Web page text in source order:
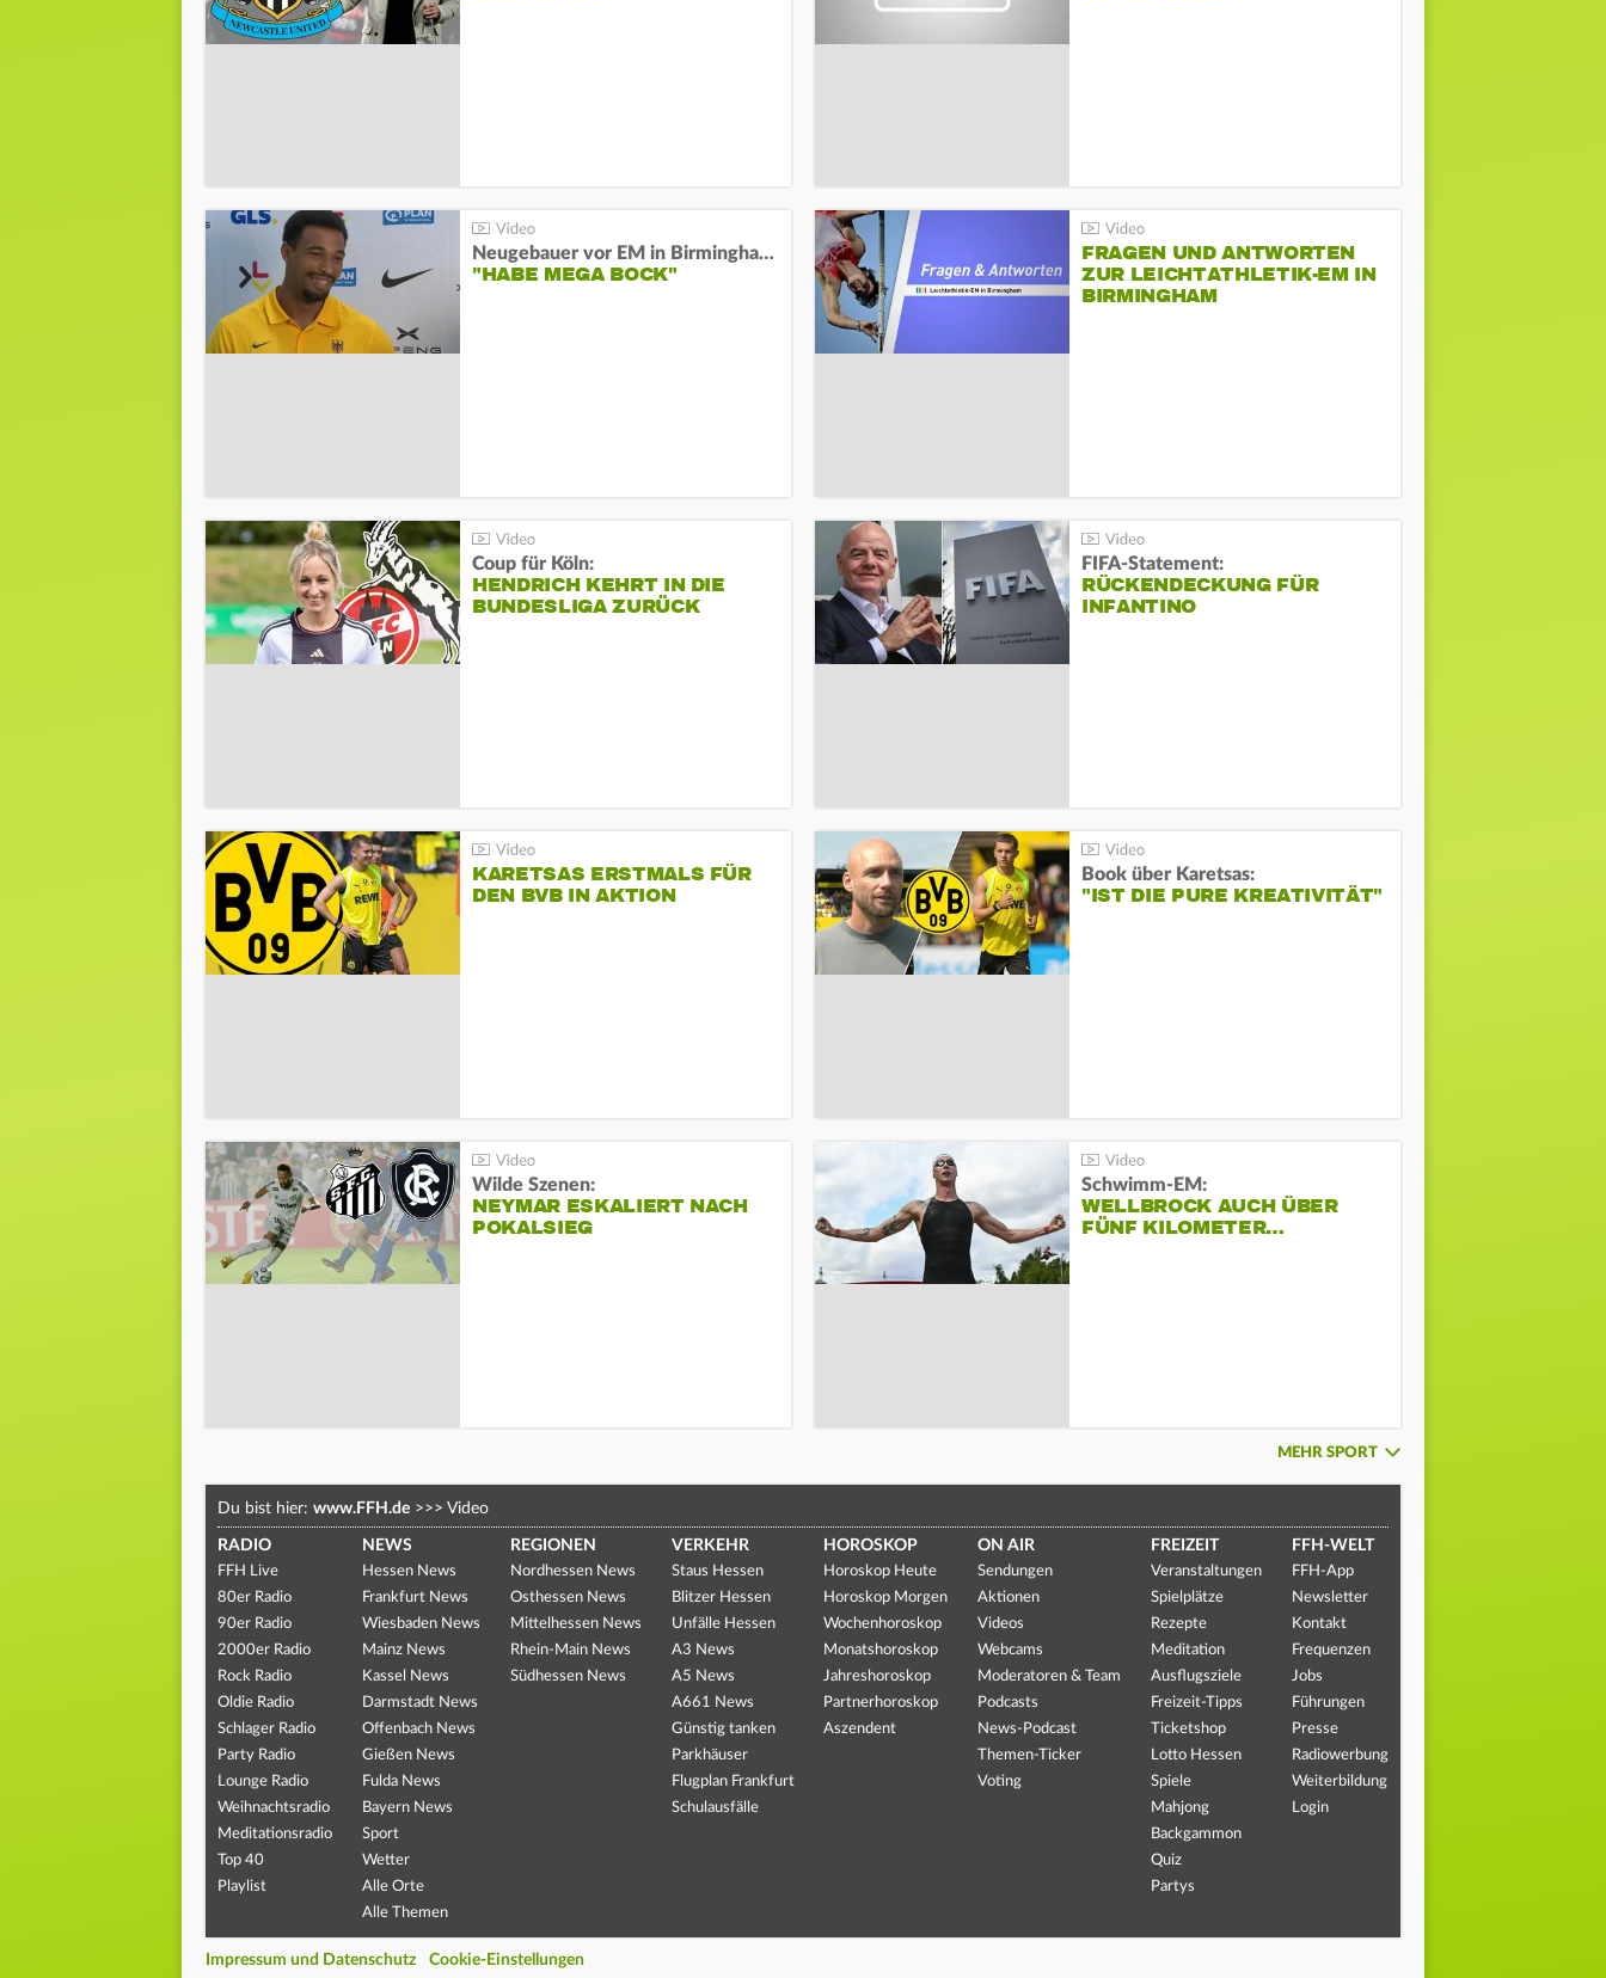
Neugebauer vor EM in Birmingham:
"HABE MEGA BOCK"
FRAGEN UND ANTWORTEN
ZUR LEICHTATHLETIK-EM IN
BIRMINGHAM
Coup für Köln:
HENDRICH KEHRT IN DIE
BUNDESLIGA ZURÜCK
FIFA-Statement:
RÜCKENDECKUNG FÜR
INFANTINO
KARETSAS ERSTMALS FÜR
DEN BVB IN AKTION
Book über Karetsas:
"IST DIE PURE KREATIVITÄT"
Wilde Szenen:
NEYMAR ESKALIERT NACH
POKALSIEG
Schwimm-EM:
WELLBROCK AUCH ÜBER
FÜNF KILOMETER…
MEHR SPORT
Du bist hier: www.FFH.de >>> Video
RADIO
FFH Live
80er Radio
90er Radio
2000er Radio
Rock Radio
Oldie Radio
Schlager Radio
Party Radio
Lounge Radio
Weihnachtsradio
Meditationsradio
Top 40
Playlist
NEWS
Hessen News
Frankfurt News
Wiesbaden News
Mainz News
Kassel News
Darmstadt News
Offenbach News
Gießen News
Fulda News
Bayern News
Sport
Wetter
Alle Orte
Alle Themen
REGIONEN
Nordhessen News
Osthessen News
Mittelhessen News
Rhein-Main News
Südhessen News
VERKEHR
Staus Hessen
Blitzer Hessen
Unfälle Hessen
A3 News
A5 News
A661 News
Günstig tanken
Parkhäuser
Flugplan Frankfurt
Schulausfälle
HOROSKOP
Horoskop Heute
Horoskop Morgen
Wochenhoroskop
Monatshoroskop
Jahreshoroskop
Partnerhoroskop
Aszendent
ON AIR
Sendungen
Aktionen
Videos
Webcams
Moderatoren & Team
Podcasts
News-Podcast
Themen-Ticker
Voting
FREIZEIT
Veranstaltungen
Spielplätze
Rezepte
Meditation
Ausflugsziele
Freizeit-Tipps
Ticketshop
Lotto Hessen
Spiele
Mahjong
Backgammon
Quiz
Partys
FFH-WELT
FFH-App
Newsletter
Kontakt
Frequenzen
Jobs
Führungen
Presse
Radiowerbung
Weiterbildung
Login
Impressum und Datenschutz Cookie-Einstellungen